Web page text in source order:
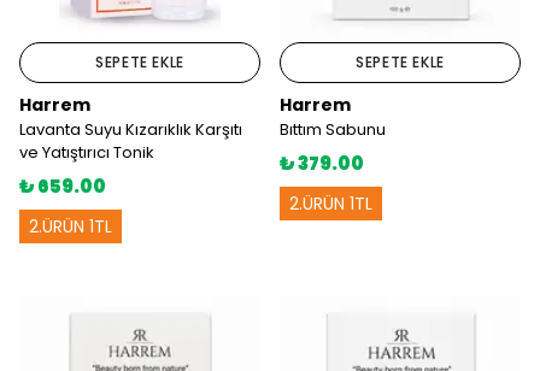
SEPETE EKLE
Harrem
Lavanta Suyu Kızarıklık Karşıtı
ve Yatıştırıcı Tonik
₺ 659.00
2.ÜRÜN 1TL
SEPETE EKLE
Harrem
Bıttım Sabunu
₺ 379.00
2.ÜRÜN 1TL